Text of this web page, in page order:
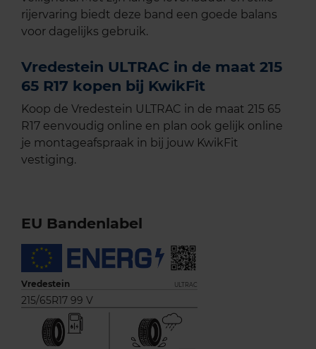
rijervaring biedt deze band een goede balans
voor dagelijks gebruik.
Vredestein ULTRAC in de maat 215
65 R17 kopen bij KwikFit
Koop de Vredestein ULTRAC in de maat 215 65
R17 eenvoudig online en plan ook gelijk online
je montageafspraak in bij jouw KwikFit
vestiging.
EU Bandenlabel
Vredestein ULTRAC
215/65R17 99 V